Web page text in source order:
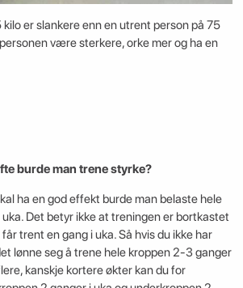
er slankere enn en utrent person på 75
være sterkere, orke mer og ha en
burde man trene styrke?
ha en god effekt burde man belaste hele
Det betyr ikke at treningen er bortkastet
trent en gang i uka. Så hvis du ikke har
lønne seg å trene hele kroppen 2-3 ganger
kanskje kortere økter kan du for